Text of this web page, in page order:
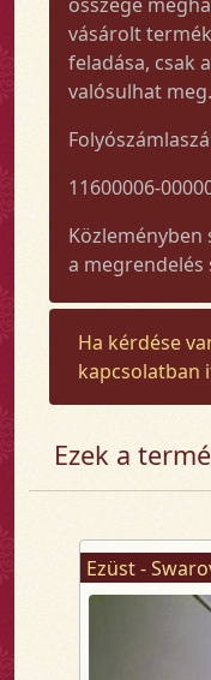
vásárolt
feladása, csak
valósulhat meg.
11600006-
a megrendelés
Ha kérdése
kapcsolatban
Ezek a